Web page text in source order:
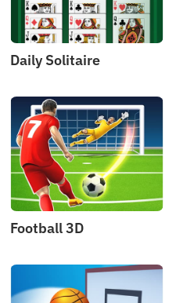
Daily Solitaire
Football 3D